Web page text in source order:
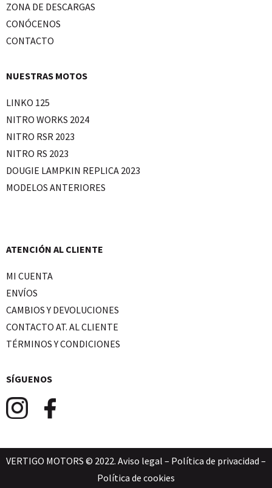
ZONA DE DESCARGAS
CONÓCENOS
CONTACTO
NUESTRAS MOTOS
LINKO 125
NITRO WORKS 2024
NITRO RSR 2023
NITRO RS 2023
DOUGIE LAMPKIN REPLICA 2023
MODELOS ANTERIORES
ATENCIÓN AL CLIENTE
MI CUENTA
ENVÍOS
CAMBIOS Y DEVOLUCIONES
CONTACTO AT. AL CLIENTE
TÉRMINOS Y CONDICIONES
SÍGUENOS
VERTIGO MOTORS © 2022. Aviso legal – Política de privacidad –
Política de cookies